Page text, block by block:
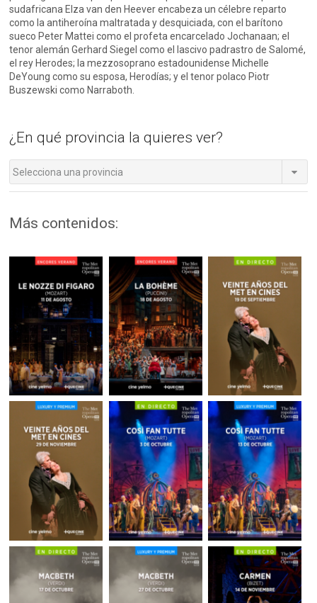
sudafricana Elza van den Heever encabeza un célebre reparto
como la antiheroína maltratada y desquiciada, con el barítono
sueco Peter Mattei como el profeta encarcelado Jochanaan; el
tenor alemán Gerhard Siegel como el lascivo padrastro de Salomé,
el rey Herodes; la mezzosoprano estadounidense Michelle
DeYoung como su esposa, Herodías; y el tenor polaco Piotr
Buszewski como Narraboth.
¿En qué provincia la quieres ver?
Selecciona una provincia
Más contenidos: